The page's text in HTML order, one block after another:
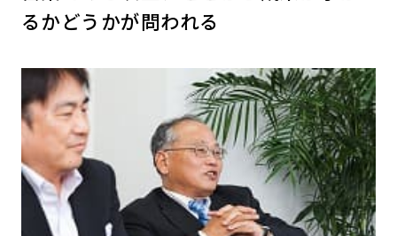
るかどうかが問われる